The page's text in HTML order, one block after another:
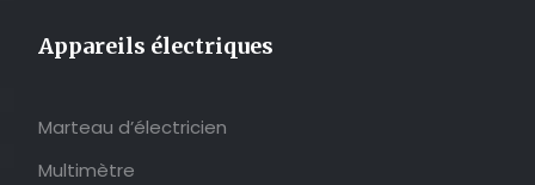
Appareils électriques
Marteau d’électricien
Multimètre